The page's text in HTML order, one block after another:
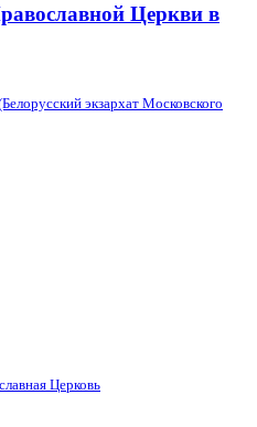
Церкви в
экзархат Московского
Церковь